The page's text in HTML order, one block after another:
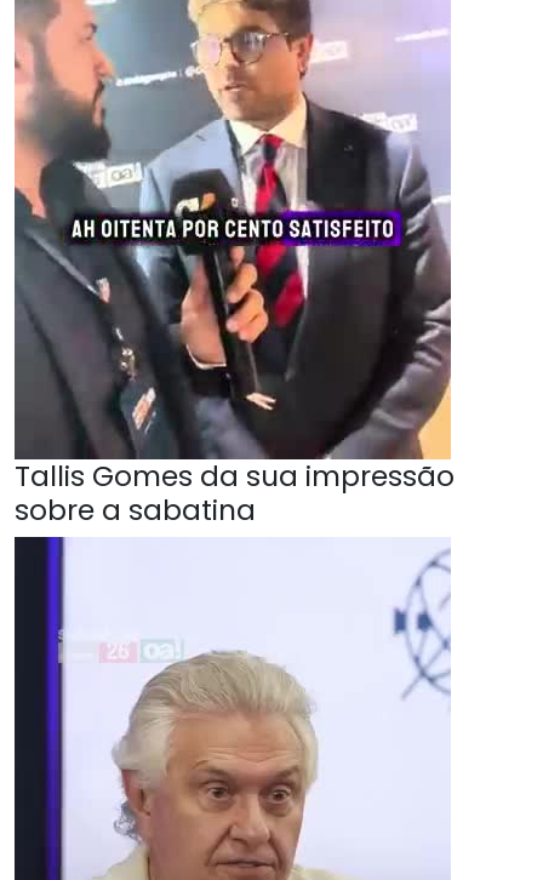
Tallis Gomes da sua impressão
sobre a sabatina